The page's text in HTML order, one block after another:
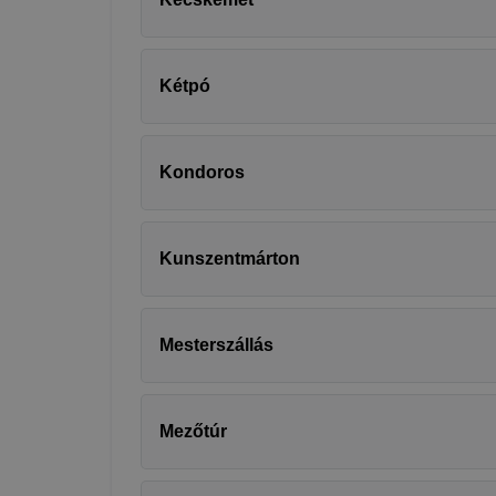
Kétpó
Kondoros
Kunszentmárton
Mesterszállás
Mezőtúr